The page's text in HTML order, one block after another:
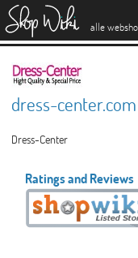
alle
dress-center.com
Dress-Center
Ratings and Reviews